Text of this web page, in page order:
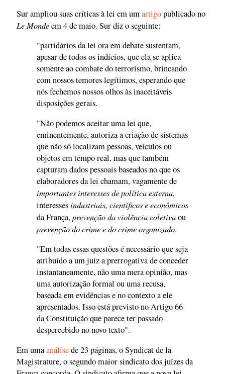
Sur ampliou suas críticas à lei em umartigopublicado no
Le Mondeem 4 de maio. Sur diz o seguinte:
"partidários da lei ora em debate sustentam,
apesar de todos os indícios, que ela se aplica
somente ao combate do terrorismo, brincando
com nossos temores legítimos, esperando que
nós fechemos nossos olhos às inaceitáveis
disposições gerais.
"Não podemos aceitar uma lei que,
eminentemente, autoriza a criação de sistemas
que não só localizam pessoas, veículos ou
objetos em tempo real, mas que também
capturam dados pessoais baseados no que os
elaboradores da lei chamam, vagamente de
importantes interesses de política externa,
interessesindustriais, científicos e econômicos
da França,prevenção da violência coletivaou
prevenção do crime e do crime organizado.
"Em todas essas questões é necessário que seja
atribuído a um juiz a prerrogativa de conceder
instantaneamente, não uma mera opinião, mas
uma autorização formal ou uma recusa,
baseada em evidências e no contexto a ele
apresentados. Isso está previsto no Artigo 66
da Constituição que parece ter passado
despercebido no novo texto".
Em umaanálisede 23 páginas, o Syndicat de la
Magistrature, o segundo maior sindicato dos juízes da